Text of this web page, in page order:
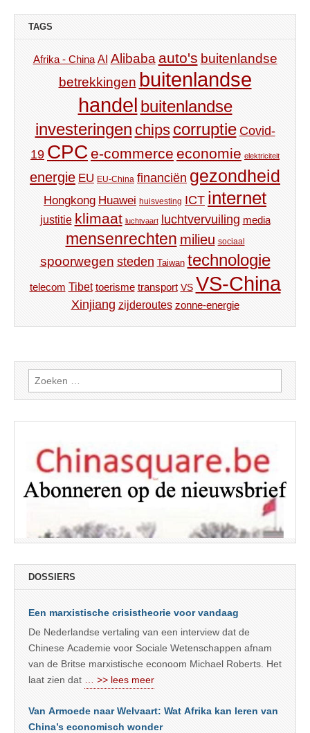
TAGS
Afrika - China AI Alibaba auto's buitenlandse
betrekkingen buitenlandse
handel buitenlandse
investeringen chips corruptie Covid-
19 CPC e-commerce economie elektriciteit
energie EU EU-China financiën gezondheid
Hongkong Huawei huisvesting ICT internet
justitie klimaat luchtvaart luchtvervuiling media
mensenrechten milieu sociaal
spoorwegen steden Taiwan technologie
telecom Tibet toerisme transport VS VS-China
Xinjiang zijderoutes zonne-energie
Zoeken
naar:
DOSSIERS
Een marxistische crisistheorie voor vandaag
De Nederlandse vertaling van een interview dat de
Chinese Academie voor Sociale Wetenschappen afnam
van de Britse marxistische econoom Michael Roberts. Het
laat zien dat
… >> lees meer
Van Armoede naar Welvaart: Wat Afrika kan leren van
China’s economisch wonder